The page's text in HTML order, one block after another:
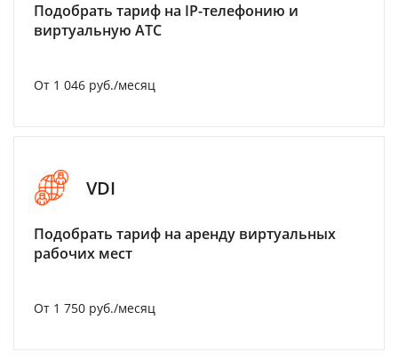
Подобрать тариф на IP-телефонию и
виртуальную АТС
От 1 046 руб./месяц
VDI
Подобрать тариф на аренду виртуальных
рабочих мест
От 1 750 руб./месяц